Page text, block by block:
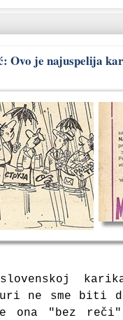
Ovo je najuspelija
ne sme biti
"bez reči",